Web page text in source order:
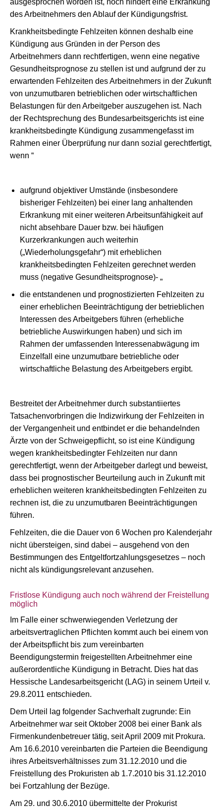
ausgesprochen worden ist, noch hindert eine Erkrankung
des Arbeitnehmers den Ablauf der Kündigungsfrist.
Krankheitsbedingte Fehlzeiten können deshalb eine
Kündigung aus Gründen in der Person des
Arbeitnehmers dann rechtfertigen, wenn eine negative
Gesundheitsprognose zu stellen ist und aufgrund der zu
erwartenden Fehlzeiten des Arbeitnehmers in der Zukunft
von unzumutbaren betrieblichen oder wirtschaftlichen
Belastungen für den Arbeitgeber auszugehen ist. Nach
der Rechtsprechung des Bundesarbeitsgerichts ist eine
krankheitsbedingte Kündigung zusammengefasst im
Rahmen einer Überprüfung nur dann sozial gerechtfertigt,
wenn “
aufgrund objektiver Umstände (insbesondere
bisheriger Fehlzeiten) bei einer lang anhaltenden
Erkrankung mit einer weiteren Arbeitsunfähigkeit auf
nicht absehbare Dauer bzw. bei häufigen
Kurzerkrankungen auch weiterhin
(„Wiederholungsgefahr“) mit erheblichen
krankheitsbedingten Fehlzeiten gerechnet werden
muss (negative Gesundheitsprognose)- „
die entstandenen und prognostizierten Fehlzeiten zu
einer erheblichen Beeinträchtigung der betrieblichen
Interessen des Arbeitgebers führen (erhebliche
betriebliche Auswirkungen haben) und sich im
Rahmen der umfassenden Interessenabwägung im
Einzelfall eine unzumutbare betriebliche oder
wirtschaftliche Belastung des Arbeitgebers ergibt.
Bestreitet der Arbeitnehmer durch substantiiertes
Tatsachenvorbringen die Indizwirkung der Fehlzeiten in
der Vergangenheit und entbindet er die behandelnden
Ärzte von der Schweigepflicht, so ist eine Kündigung
wegen krankheitsbedingter Fehlzeiten nur dann
gerechtfertigt, wenn der Arbeitgeber darlegt und beweist,
dass bei prognostischer Beurteilung auch in Zukunft mit
erheblichen weiteren krankheitsbedingten Fehlzeiten zu
rechnen ist, die zu unzumutbaren Beeinträchtigungen
führen.
Fehlzeiten, die die Dauer von 6 Wochen pro Kalenderjahr
nicht übersteigen, sind dabei – ausgehend von den
Bestimmungen des Entgeltfortzahlungsgesetzes – noch
nicht als kündigungsrelevant anzusehen.
Fristlose Kündigung auch noch während der Freistellung
möglich
Im Falle einer schwerwiegenden Verletzung der
arbeitsvertraglichen Pflichten kommt auch bei einem von
der Arbeitspflicht bis zum vereinbarten
Beendigungstermin freigestellten Arbeitnehmer eine
außerordentliche Kündigung in Betracht. Dies hat das
Hessische Landesarbeitsgericht (LAG) in seinem Urteil v.
29.8.2011 entschieden.
Dem Urteil lag folgender Sachverhalt zugrunde: Ein
Arbeitnehmer war seit Oktober 2008 bei einer Bank als
Firmenkundenbetreuer tätig, seit April 2009 mit Prokura.
Am 16.6.2010 vereinbarten die Parteien die Beendigung
ihres Arbeitsverhältnisses zum 31.12.2010 und die
Freistellung des Prokuristen ab 1.7.2010 bis 31.12.2010
bei Fortzahlung der Bezüge.
Am 29. und 30.6.2010 übermittelte der Prokurist